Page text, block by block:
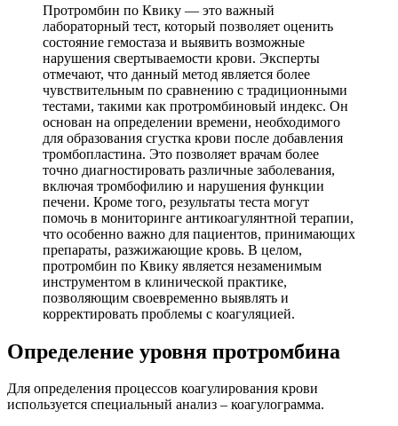
Протромбин по Квику — это важный
лабораторный тест, который позволяет оценить
состояние гемостаза и выявить возможные
нарушения свертываемости крови. Эксперты
отмечают, что данный метод является более
чувствительным по сравнению с традиционными
тестами, такими как протромбиновый индекс. Он
основан на определении времени, необходимого
для образования сгустка крови после добавления
тромбопластина. Это позволяет врачам более
точно диагностировать различные заболевания,
включая тромбофилию и нарушения функции
печени. Кроме того, результаты теста могут
помочь в мониторинге антикоагулянтной терапии,
что особенно важно для пациентов, принимающих
препараты, разжижающие кровь. В целом,
протромбин по Квику является незаменимым
инструментом в клинической практике,
позволяющим своевременно выявлять и
корректировать проблемы с коагуляцией.
Определение уровня протромбина
Для определения процессов коагулирования крови
используется специальный анализ – коагулограмма.